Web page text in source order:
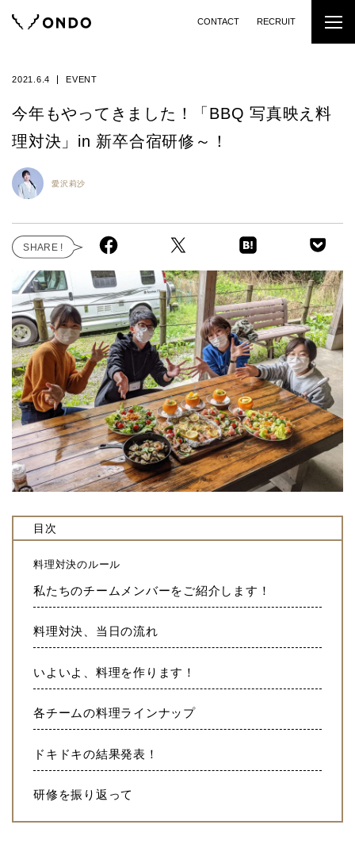
CONTACT RECRUIT
2021.6.4 EVENT
今年もやってきました！「BBQ 写真映え料
理対決」in 新卒合宿研修～！
愛沢莉沙
目次
料理対決のルール
私たちのチームメンバーをご紹介します！
料理対決、当日の流れ
いよいよ、料理を作ります！
各チームの料理ラインナップ
ドキドキの結果発表！
研修を振り返って